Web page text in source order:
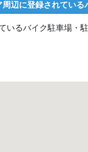
辺に登録されている
いるバイク駐車場・